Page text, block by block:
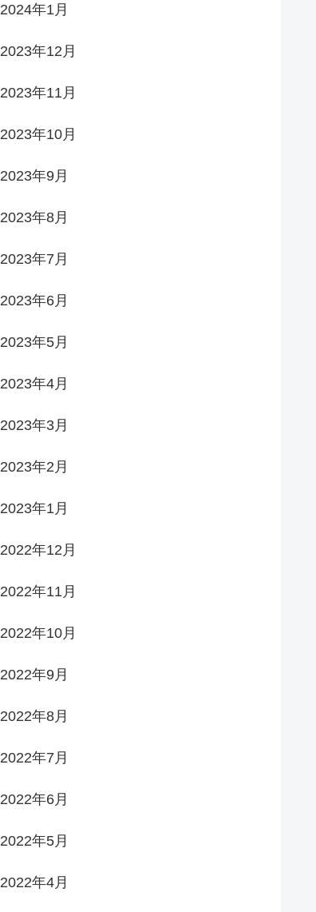
2024年1月
2023年12月
2023年11月
2023年10月
2023年9月
2023年8月
2023年7月
2023年6月
2023年5月
2023年4月
2023年3月
2023年2月
2023年1月
2022年12月
2022年11月
2022年10月
2022年9月
2022年8月
2022年7月
2022年6月
2022年5月
2022年4月